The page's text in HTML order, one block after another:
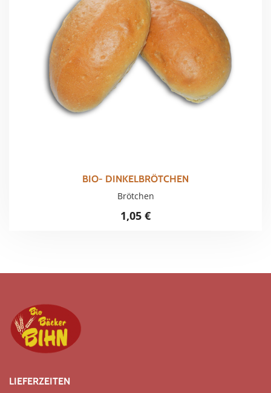
BIO- DINKELBRÖTCHEN
Brötchen
1,05 €
LIEFERZEITEN